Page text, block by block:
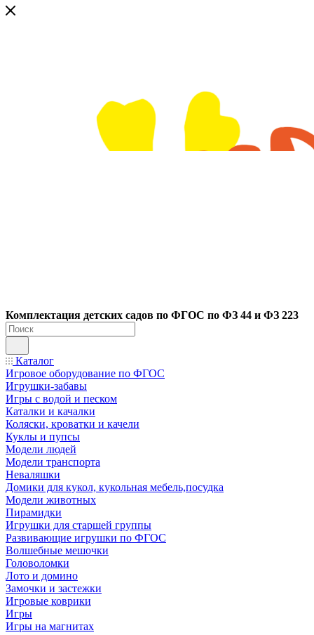
Комплектация детских садов по ФГОC по ФЗ 44 и ФЗ 223
Каталог
Игровое оборудование по ФГОС
Игрушки-забавы
Игры с водой и песком
Каталки и качалки
Коляски, кроватки и качели
Куклы и пупсы
Модели людей
Модели транспорта
Неваляшки
Домики для кукол, кукольная мебель,посудка
Модели животных
Пирамидки
Игрушки для старшей группы
Развивающие игрушки по ФГОС
Волшебные мешочки
Головоломки
Лото и домино
Замочки и застежки
Игровые коврики
Игры
Игры на магнитах